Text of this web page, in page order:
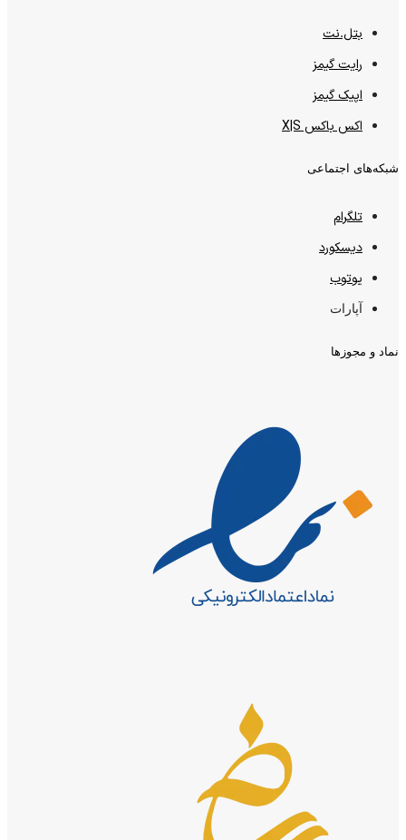
بتل.نت
رایت گیمز
اپیک گیمز
اکس باکس X|S
شبکه‌های اجتماعی
تلگرام
دیسکورد
یوتوب
آپارات
نماد و مجوزها